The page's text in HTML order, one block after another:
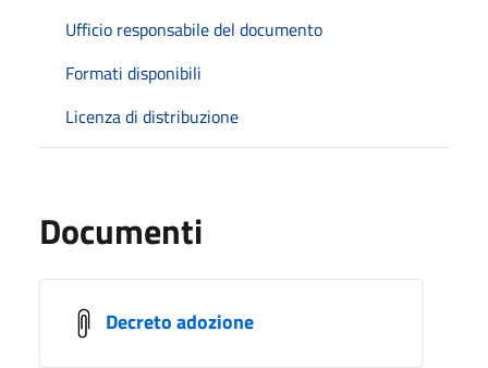
Ufficio responsabile del documento
Formati disponibili
Licenza di distribuzione
Documenti
Decreto adozione